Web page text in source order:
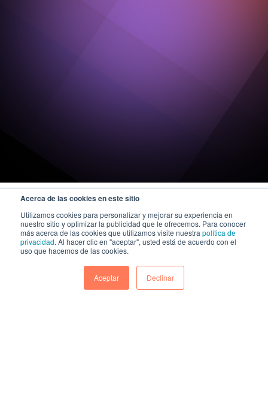
Acerca de las cookies en este sitio
Utilizamos cookies para personalizar y mejorar su experiencia en
nuestro sitio y optimizar la publicidad que le ofrecemos. Para conocer
más acerca de las cookies que utilizamos visite nuestra política de
privacidad. Al hacer clic en "aceptar", usted está de acuerdo con el
uso que hacemos de las cookies.
Aceptar Declinar